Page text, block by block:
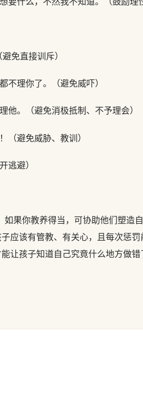
免直接训斥）
不理你了。（避免威吓）
他。（避免消极抵制、不予理会）
（避免威胁、教训）
逃避）
果你教养得当，可协助他们塑造
应该有管教、有关心，且每次惩
让孩子知道自己究竟什么地方做错